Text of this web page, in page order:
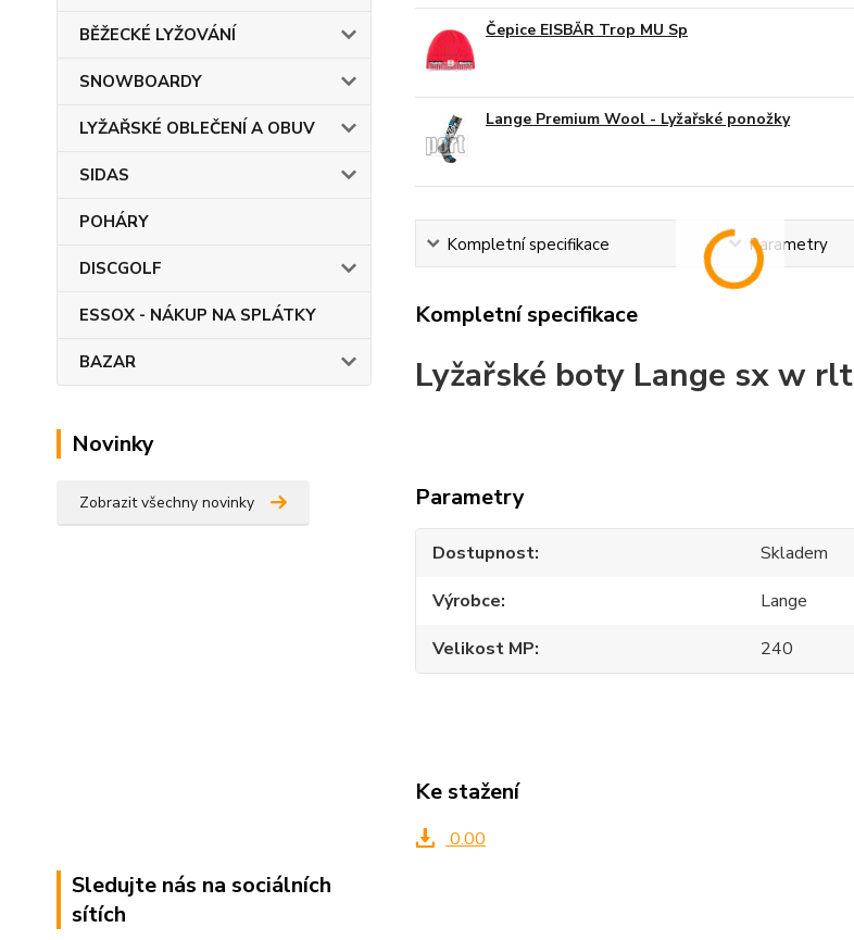
BĚŽECKÉ LYŽOVÁNÍ
SNOWBOARDY
LYŽAŘSKÉ OBLEČENÍ A OBUV
SIDAS
POHÁRY
DISCGOLF
ESSOX - NÁKUP NA SPLÁTKY
BAZAR
Novinky
Zobrazit všechny novinky
Sledujte nás na sociálních
sítích
Čepice EISBÄR Trop MU Sp
Lange Premium Wool - Lyžařské ponožky
Kompletní specifikace Parametry
Kompletní specifikace
Lyžařské boty Lange sx w rlt
Parametry
Dostupnost
Skladem
Výrobce
Lange
Velikost MP
240
Ke stažení
0.00